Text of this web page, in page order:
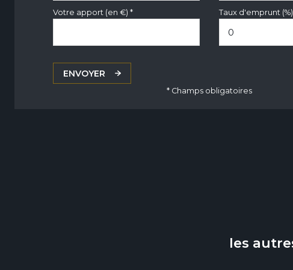
Votre apport (en €) * Taux d'emprunt
ENVOYER
* Champs obligatoires
les